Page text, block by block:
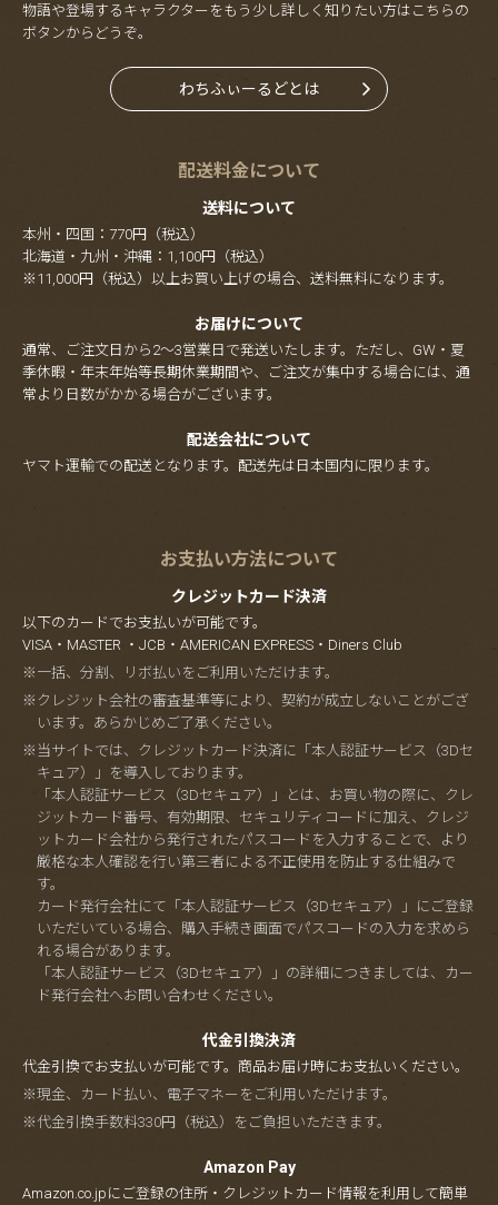
物語や登場するキャラクターをもう少し詳しく知りたい方はこちらの
ボタンからどうぞ。
わちふぃーるどとは
配送料金について
送料について
本州・四国：770円（税込）
北海道・九州・沖縄：1,100円（税込）
※11,000円（税込）以上お買い上げの場合、送料無料になります。
お届けについて
通常、ご注文日から2～3営業日で発送いたします。ただし、GW・夏
季休暇・年末年始等長期休業期間や、ご注文が集中する場合には、通
常より日数がかかる場合がございます。
配送会社について
ヤマト運輸での配送となります。配送先は日本国内に限ります。
お支払い方法について
クレジットカード決済
以下のカードでお支払いが可能です。
VISA・MASTER ・JCB・AMERICAN EXPRESS・Diners Club
※一括、分割、リボ払いをご利用いただけます。
※クレジット会社の審査基準等により、契約が成立しないことがござ
います。あらかじめご了承ください。
※当サイトでは、クレジットカード決済に「本人認証サービス（3Dセ
キュア）」を導入しております。
「本人認証サービス（3Dセキュア）」とは、お買い物の際に、クレ
ジットカード番号、有効期限、セキュリティコードに加え、クレジ
ットカード会社から発行されたパスコードを入力することで、より
厳格な本人確認を行い第三者による不正使用を防止する仕組みで
す。
カード発行会社にて「本人認証サービス（3Dセキュア）」にご登録
いただいている場合、購入手続き画面でパスコードの入力を求めら
れる場合があります。
「本人認証サービス（3Dセキュア）」の詳細につきましては、カー
ド発行会社へお問い合わせください。
代金引換決済
代金引換でお支払いが可能です。商品お届け時にお支払いください。
※現金、カード払い、電子マネーをご利用いただけます。
※代金引換手数料330円（税込）をご負担いただきます。
Amazon Pay
Amazon.co.jpにご登録の住所・クレジットカード情報を利用して簡単